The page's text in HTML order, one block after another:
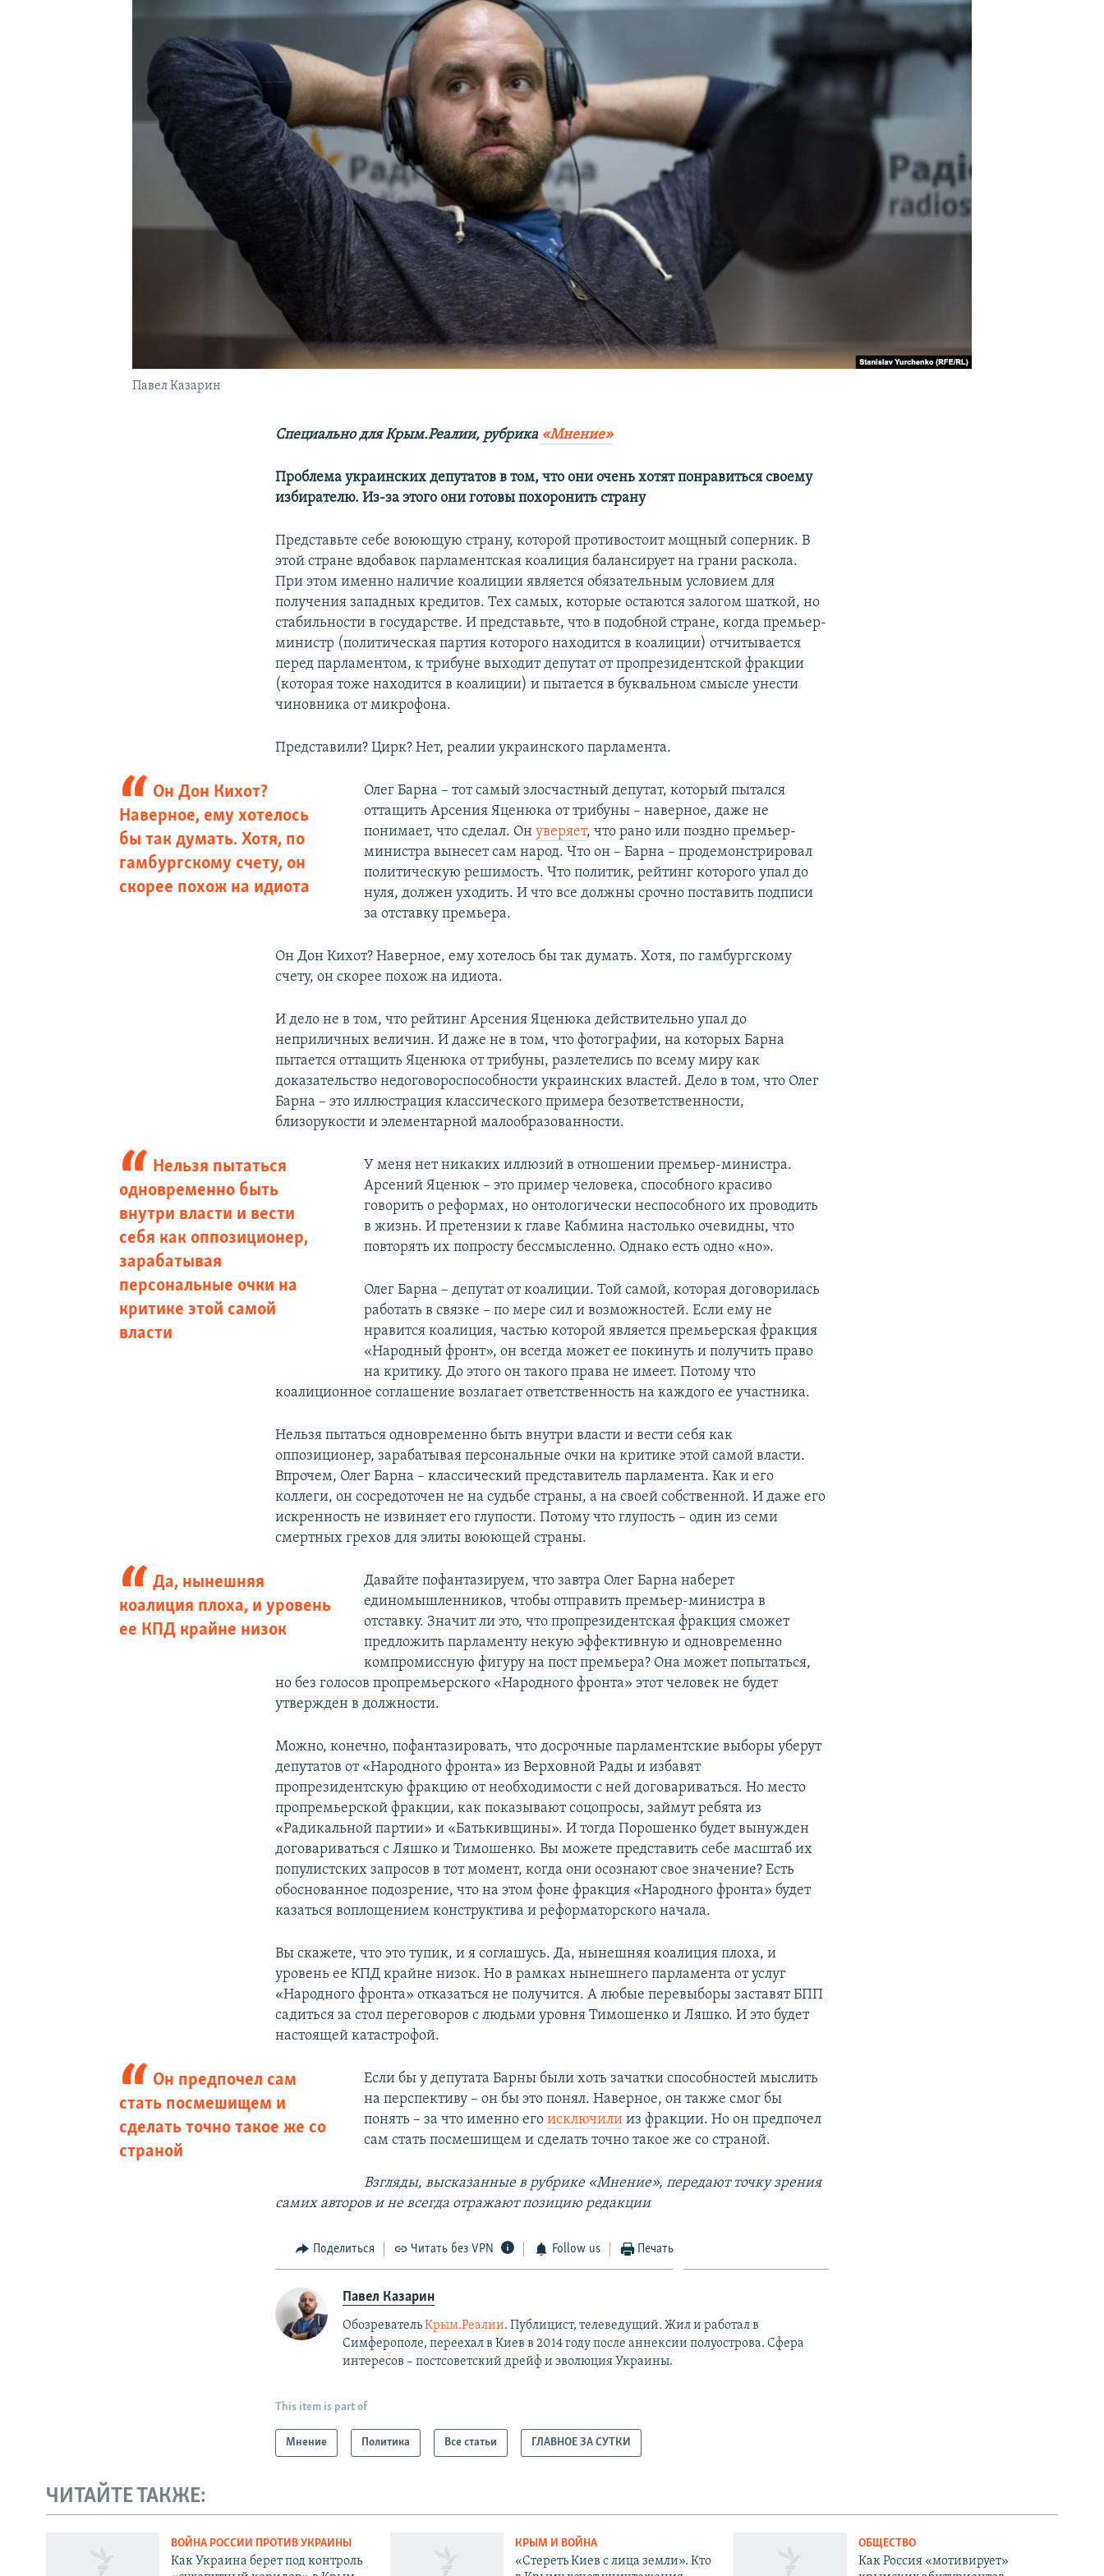
УКРАИНСКАЯ ПРОБЛЕМА КРЫМА
Павел Казарин
Специально для Крым.Реалии, рубрика «Мнение»
Проблема украинских депутатов в том, что они очень хотят понравиться своему
избирателю. Из-за этого они готовы похоронить страну
Представьте себе воюющую страну, которой противостоит мощный соперник. В
этой стране вдобавок парламентская коалиция балансирует на грани раскола.
При этом именно наличие коалиции является обязательным условием для
получения западных кредитов. Тех самых, которые остаются залогом шаткой, но
стабильности в государстве. И представьте, что в подобной стране, когда премьер-
министр (политическая партия которого находится в коалиции) отчитывается
перед парламентом, к трибуне выходит депутат от пропрезидентской фракции
(которая тоже находится в коалиции) и пытается в буквальном смысле унести
чиновника от микрофона.
Представили? Цирк? Нет, реалии украинского парламента.
Он Дон Кихот?
Наверное, ему хотелось
бы так думать. Хотя, по
гамбургскому счету, он
скорее похож на идиота
Олег Барна – тот самый злосчастный депутат, который пытался
оттащить Арсения Яценюка от трибуны – наверное, даже не
понимает, что сделал. Он уверяет, что рано или поздно премьер-
министра вынесет сам народ. Что он – Барна – продемонстрировал
политическую решимость. Что политик, рейтинг которого упал до
нуля, должен уходить. И что все должны срочно поставить подписи
за отставку премьера.
Он Дон Кихот? Наверное, ему хотелось бы так думать. Хотя, по гамбургскому
счету, он скорее похож на идиота.
И дело не в том, что рейтинг Арсения Яценюка действительно упал до
неприличных величин. И даже не в том, что фотографии, на которых Барна
пытается оттащить Яценюка от трибуны, разлетелись по всему миру как
доказательство недоговороспособности украинских властей. Дело в том, что Олег
Барна – это иллюстрация классического примера безответственности,
близорукости и элементарной малообразованности.
Нельзя пытаться
одновременно быть
внутри власти и вести
себя как оппозиционер,
зарабатывая
персональные очки на
критике этой самой
власти
У меня нет никаких иллюзий в отношении премьер-министра.
Арсений Яценюк – это пример человека, способного красиво
говорить о реформах, но онтологически неспособного их проводить
в жизнь. И претензии к главе Кабмина настолько очевидны, что
повторять их попросту бессмысленно. Однако есть одно «но».
Олег Барна – депутат от коалиции. Той самой, которая договорилась
работать в связке – по мере сил и возможностей. Если ему не
нравится коалиция, частью которой является премьерская фракция
«Народный фронт», он всегда может ее покинуть и получить право
на критику. До этого он такого права не имеет. Потому что
коалиционное соглашение возлагает ответственность на каждого ее участника.
Нельзя пытаться одновременно быть внутри власти и вести себя как
оппозиционер, зарабатывая персональные очки на критике этой самой власти.
Впрочем, Олег Барна – классический представитель парламента. Как и его
коллеги, он сосредоточен не на судьбе страны, а на своей собственной. И даже его
искренность не извиняет его глупости. Потому что глупость – один из семи
смертных грехов для элиты воюющей страны.
Да, нынешняя
коалиция плоха, и уровень
ее КПД крайне низок
Давайте пофантазируем, что завтра Олег Барна наберет
единомышленников, чтобы отправить премьер-министра в
отставку. Значит ли это, что пропрезидентская фракция сможет
предложить парламенту некую эффективную и одновременно
компромиссную фигуру на пост премьера? Она может попытаться,
но без голосов пропремьерского «Народного фронта» этот человек не будет
утвержден в должности.
Можно, конечно, пофантазировать, что досрочные парламентские выборы уберут
депутатов от «Народного фронта» из Верховной Рады и избавят
пропрезидентскую фракцию от необходимости с ней договариваться. Но место
пропремьерской фракции, как показывают соцопросы, займут ребята из
«Радикальной партии» и «Батькивщины». И тогда Порошенко будет вынужден
договариваться с Ляшко и Тимошенко. Вы можете представить себе масштаб их
популистских запросов в тот момент, когда они осознают свое значение? Есть
обоснованное подозрение, что на этом фоне фракция «Народного фронта» будет
казаться воплощением конструктива и реформаторского начала.
Вы скажете, что это тупик, и я соглашусь. Да, нынешняя коалиция плоха, и
уровень ее КПД крайне низок. Но в рамках нынешнего парламента от услуг
«Народного фронта» отказаться не получится. А любые перевыборы заставят БПП
садиться за стол переговоров с людьми уровня Тимошенко и Ляшко. И это будет
настоящей катастрофой.
Он предпочел сам
стать посмешищем и
сделать точно такое же со
страной
Если бы у депутата Барны были хоть зачатки способностей мыслить
на перспективу – он бы это понял. Наверное, он также смог бы
понять – за что именно его исключилииз фракции. Но он предпочел
сам стать посмешищем и сделать точно такое же со страной.
Взгляды, высказанные в рубрике «Мнение», передают точку зрения
самих авторов и не всегда отражают позицию редакции
Поделиться Читать без VPN Follow us Печать
Павел Казарин
ОбозревательКрым.Реалии. Публицист, телеведущий. Жил и работал в
Симферополе, переехал в Киев в 2014 году после аннексии полуострова. Сфера
интересов – постсоветский дрейф и эволюция Украины.
This item is part of
Мнение Политика Все статьи ГЛАВНОЕ ЗА СУТКИ
ЧИТАЙТЕ ТАКЖЕ:
ВОЙНА РОССИИ ПРОТИВ УКРАИНЫ
Как Украина берет под контроль
КРЫМ И ВОЙНА
«Стереть Киев с лица земли». Кто
ОБЩЕСТВО
Как Россия «мотивирует»